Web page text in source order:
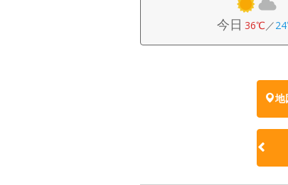
今日 36℃／
地